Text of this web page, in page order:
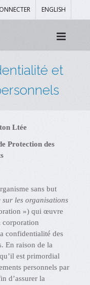
ENGLISH
et
Ltée
Protection des
sans but
sur les organisations
») qui œuvre
corporation
confidentialité des
En raison de la
est primordial
personnels par
d’assurer la